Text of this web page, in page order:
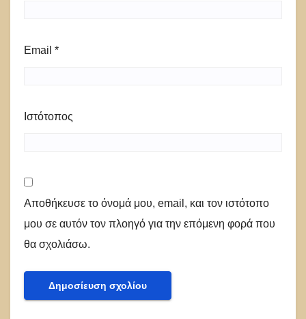
Email *
Ιστότοπος
Αποθήκευσε το όνομά μου, email, και τον ιστότοπο
μου σε αυτόν τον πλοηγό για την επόμενη φορά που
θα σχολιάσω.